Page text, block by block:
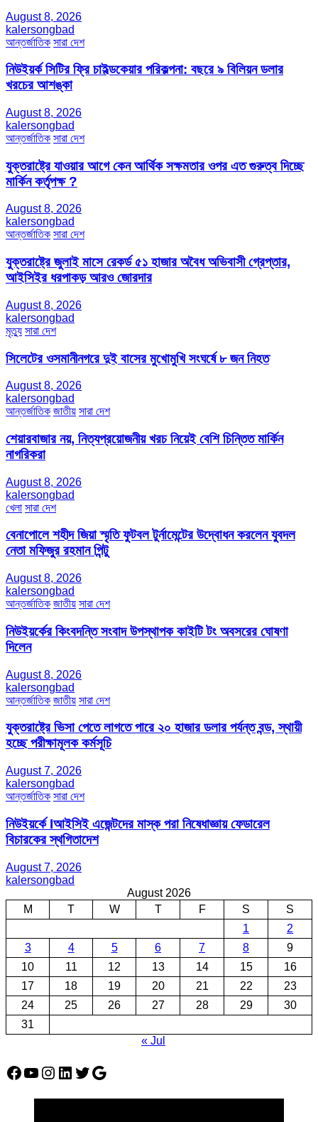
August 8, 2026
kalersongbad
আন্তর্জাতিক সারা দেশ
নিউইয়র্ক সিটির ফ্রি চাইল্ডকেয়ার পরিকল্পনা: বছরে ৯ বিলিয়ন ডলার
খরচের আশঙ্কা
August 8, 2026
kalersongbad
আন্তর্জাতিক সারা দেশ
যুক্তরাষ্ট্রে যাওয়ার আগে কেন আর্থিক সক্ষমতার ওপর এত গুরুত্ব দিচ্ছে
মার্কিন কর্তৃপক্ষ ?
August 8, 2026
kalersongbad
আন্তর্জাতিক সারা দেশ
যুক্তরাষ্ট্রে জুলাই মাসে রেকর্ড ৫১ হাজার অবৈধ অভিবাসী গ্রেপ্তার,
আইসিইর ধরপাকড় আরও জোরদার
August 8, 2026
kalersongbad
মৃত্যু সারা দেশ
সিলেটের ওসমানীনগরে দুই বাসের মুখোমুখি সংঘর্ষে ৮ জন নিহত
August 8, 2026
kalersongbad
আন্তর্জাতিক জাতীয় সারা দেশ
শেয়ারবাজার নয়, নিত্যপ্রয়োজনীয় খরচ নিয়েই বেশি চিন্তিত মার্কিন
নাগরিকরা
August 8, 2026
kalersongbad
খেলা সারা দেশ
বেনাপোলে শহীদ জিয়া স্মৃতি ফুটবল টুর্নামেন্টের উদ্বোধন করলেন যুবদল
নেতা মফিজুর রহমান পিন্টু
August 8, 2026
kalersongbad
আন্তর্জাতিক জাতীয় সারা দেশ
নিউইয়র্কের কিংবদন্তি সংবাদ উপস্থাপক কাইটি টং অবসরের ঘোষণা
দিলেন
August 8, 2026
kalersongbad
আন্তর্জাতিক জাতীয় সারা দেশ
যুক্তরাষ্ট্রে ভিসা পেতে লাগতে পারে ২০ হাজার ডলার পর্যন্ত বন্ড, স্থায়ী
হচ্ছে পরীক্ষামূলক কর্মসূচি
August 7, 2026
kalersongbad
আন্তর্জাতিক সারা দেশ
নিউইয়র্কে Iআইসিই এজেন্টদের মাস্ক পরা নিষেধাজ্ঞায় ফেডারেল
বিচারকের স্থগিতাদেশ
August 7, 2026
kalersongbad
August 2026
M
T W T F S
S
1
2
3
4 5 6 7 8
9
10
11 12 13 14 15
16
17
18 19 20 21 22
23
24
25 26 27 28 29
30
31
« Jul
Facebook
YouTube
Instagram
LinkedIn
Twitter
Google